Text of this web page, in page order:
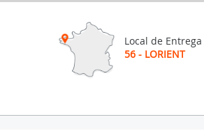
Local de Entrega
56 - LORIENT